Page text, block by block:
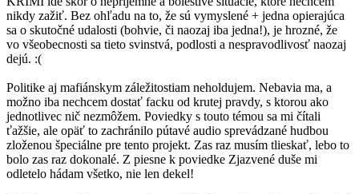
nikdy zažiť. Bez ohľadu na to, že sú vymyslené + jedna opierajúca
sa o skutočné udalosti (bohvie, či naozaj iba jedna!), je hrozné, že
vo všeobecnosti sa tieto svinstvá, podlosti a nespravodlivosť naozaj
dejú. :(
Politike aj mafiánskym záležitostiam neholdujem. Nebavia ma, a
možno iba nechcem dostať facku od krutej pravdy, s ktorou ako
jednotlivec nič nezmôžem. Poviedky s touto témou sa mi čítali
ťažšie, ale opäť to zachránilo pútavé audio sprevádzané hudbou
zloženou špeciálne pre tento projekt. Zas raz musím tlieskať, lebo to
bolo zas raz dokonalé. Z piesne k poviedke Zjazvené duše mi
odletelo hádam všetko, nie len dekel!